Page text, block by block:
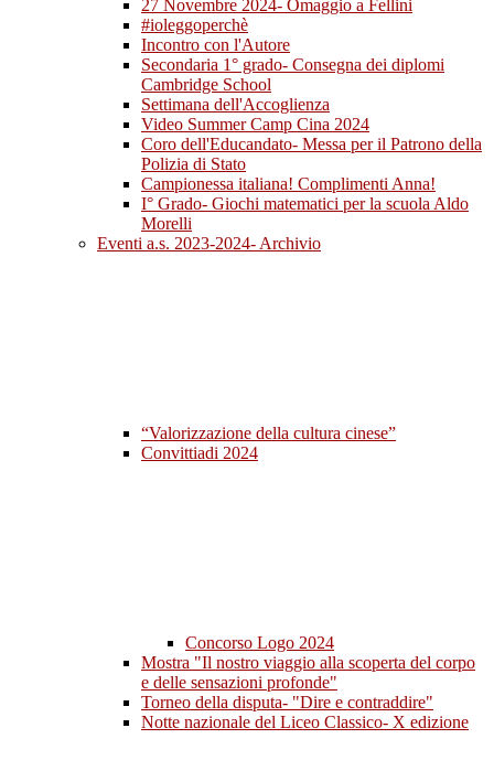
27 Novembre 2024- Omaggio a Fellini
#ioleggoperchè
Incontro con l'Autore
Secondaria 1° grado- Consegna dei diplomi
Cambridge School
Settimana dell'Accoglienza
Video Summer Camp Cina 2024
Coro dell'Educandato- Messa per il Patrono della
Polizia di Stato
Campionessa italiana! Complimenti Anna!
I° Grado- Giochi matematici per la scuola Aldo
Morelli
Eventi a.s. 2023-2024- Archivio
“Valorizzazione della cultura cinese”
Convittiadi 2024
Concorso Logo 2024
Mostra "Il nostro viaggio alla scoperta del corpo
e delle sensazioni profonde"
Torneo della disputa- "Dire e contraddire"
Notte nazionale del Liceo Classico- X edizione